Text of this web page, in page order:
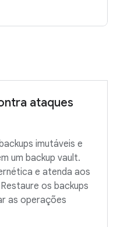
ataques
imutáveis e
um backup vault.
e atenda aos
os backups
as operações